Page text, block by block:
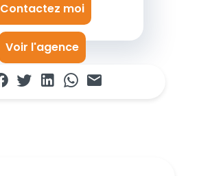
Contactez moi
Voir l'agence